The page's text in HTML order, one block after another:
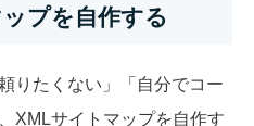
プを自作する
りたくない」「自分でコー
XMLサイトマップを自作す